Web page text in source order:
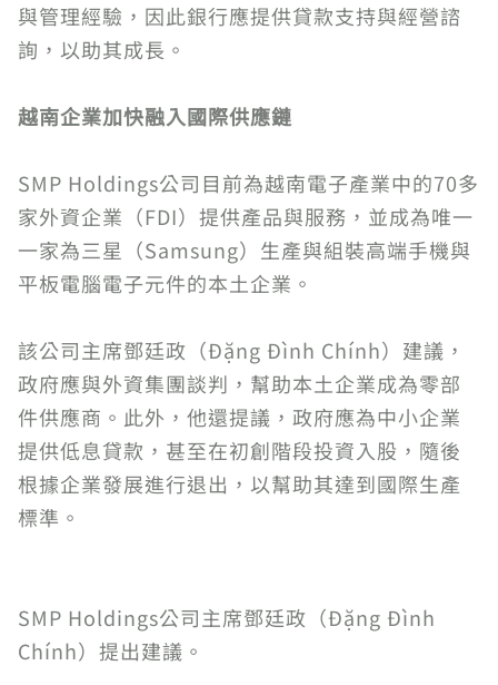
與管理經驗，因此銀行應提供貸款支持與經營諮
詢，以助其成長。
越南企業加快融入國際供應鏈
SMP Holdings公司目前為越南電子產業中的70多
家外資企業（FDI）提供產品與服務，並成為唯一
一家為三星（Samsung）生產與組裝高端手機與
平板電腦電子元件的本土企業。
該公司主席鄧廷政（Đặng Đình Chính）建議，
政府應與外資集團談判，幫助本土企業成為零部
件供應商。此外，他還提議，政府應為中小企業
提供低息貸款，甚至在初創階段投資入股，隨後
根據企業發展進行退出，以幫助其達到國際生產
標準。
SMP Holdings公司主席鄧廷政（Đặng Đình
Chính）提出建議。